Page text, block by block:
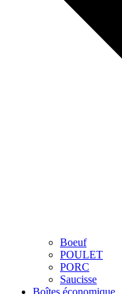
Boeuf
POULET
PORC
Saucisse